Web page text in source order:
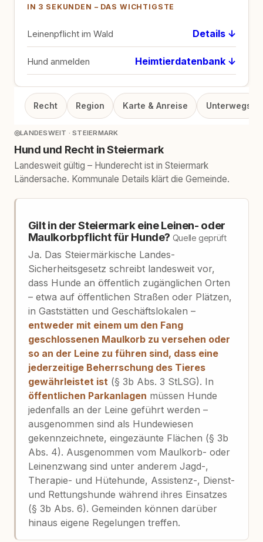
IN 3 SEKUNDEN – DAS WICHTIGSTE
Leinenpflicht im Wald Details ↓
Hund anmelden Heimtierdatenbank ↓
Recht Region Karte & Anreise Unterwegs
◎LANDESWEIT · STEIERMARK
Hund und Recht in Steiermark
Landesweit gültig – Hunderecht ist in Steiermark
Ländersache. Kommunale Details klärt die Gemeinde.
Gilt in der Steiermark eine Leinen- oder
Maulkorbpflicht für Hunde? Quelle geprüft
Ja. Das Steiermärkische Landes-
Sicherheitsgesetz schreibt landesweit vor,
dass Hunde an öffentlich zugänglichen Orten
– etwa auf öffentlichen Straßen oder Plätzen,
in Gaststätten und Geschäftslokalen –
entweder mit einem um den Fang
geschlossenen Maulkorb zu versehen oder
so an der Leine zu führen sind, dass eine
jederzeitige Beherrschung des Tieres
gewährleistet ist (§ 3b Abs. 3 StLSG). In
öffentlichen Parkanlagen müssen Hunde
jedenfalls an der Leine geführt werden –
ausgenommen sind als Hundewiesen
gekennzeichnete, eingezäunte Flächen (§ 3b
Abs. 4). Ausgenommen vom Maulkorb- oder
Leinenzwang sind unter anderem Jagd-,
Therapie- und Hütehunde, Assistenz-, Dienst-
und Rettungshunde während ihres Einsatzes
(§ 3b Abs. 6). Gemeinden können darüber
hinaus eigene Regelungen treffen.